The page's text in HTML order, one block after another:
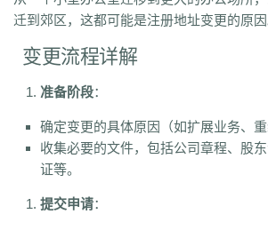
迁到郊区，这都可能是注册地址变更的原因
变更流程详解
准备阶段：
确定变更的具体原因（如扩展业务、重
收集必要的文件，包括公司章程、股
证等。
提交申请：